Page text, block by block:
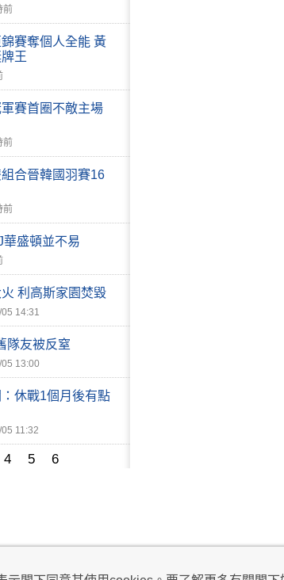
前
賽奪個人全能 黃
王
賽首圈不敵主場
前
合晉韓國羽賽16
前
華盛頓並不易
利高斯家園焚毀
14:31
隊友被反窒
13:00
休戰1個月後有點
11:32
4 5 6
免責及著作權聲明